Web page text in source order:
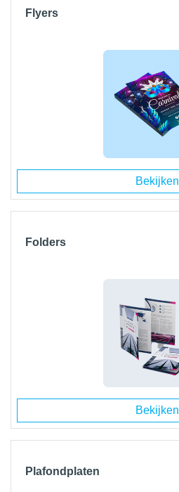
Flyers
Bekijken
Folders
Bekijken
Plafondplaten